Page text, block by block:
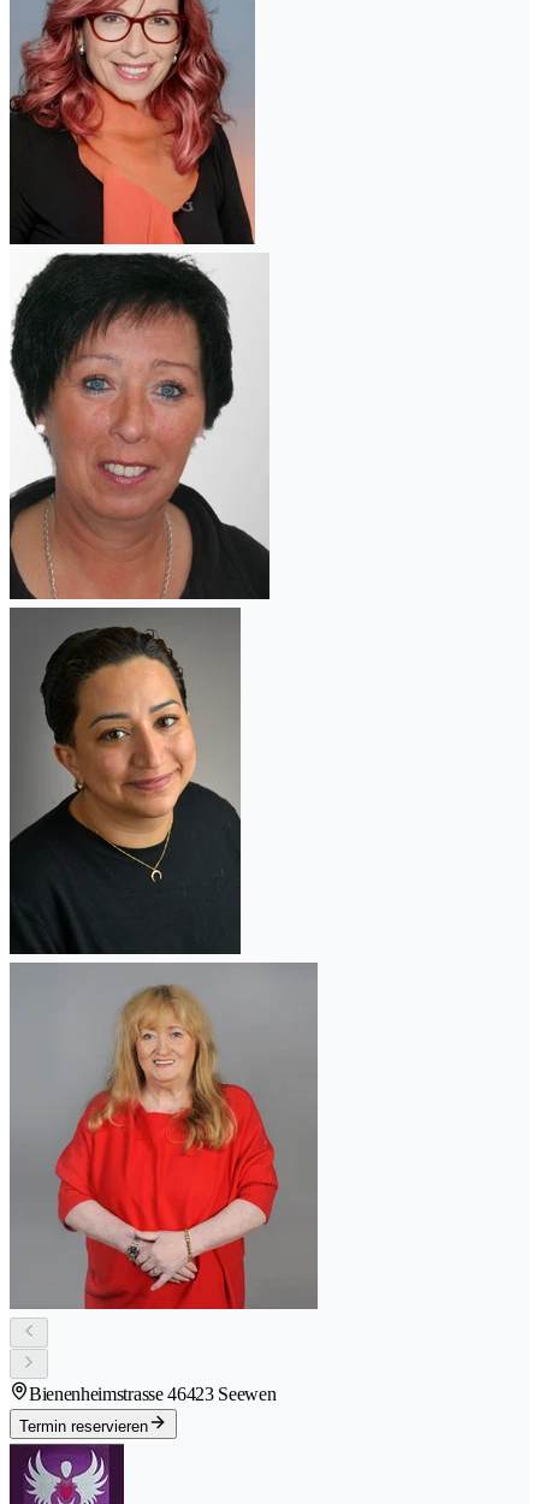
Bienenheimstrasse 46423 Seewen
Termin reservieren